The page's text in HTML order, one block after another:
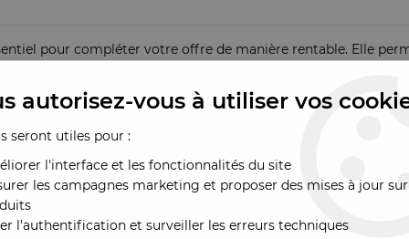
pour compléter votre offre de manière rentable. Elle
d’action, etc.
suffisantes pour un usage quotidien : enregistrement
elle offre une solution mémoire performante et
autorisez-vous à utiliser vos
seront utiles pour :
l'interface et les fonctionnalités du site
les campagnes marketing et proposer des mises à jour
l'authentification et surveiller les erreurs techniques